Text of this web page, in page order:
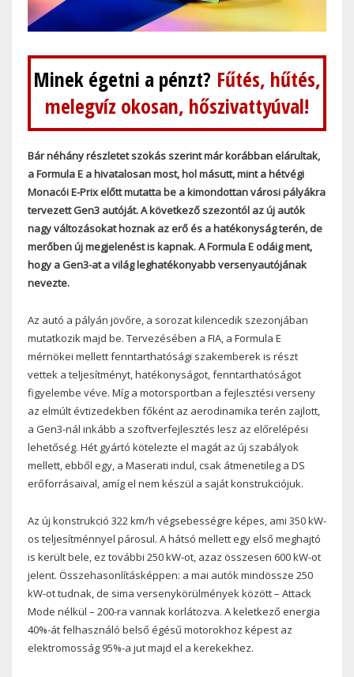
Minek égetni a pénzt? Fűtés, hűtés,
melegvíz okosan, hőszivattyúval!
Bár néhány részletet szokás szerint már korábban elárultak,
a Formula E a hivatalosan most, hol másutt, mint a hétvégi
Monacói E-Prix előtt mutatta be a kimondottan városi pályákra
tervezett Gen3 autóját. A következő szezontól az új autók
nagy változásokat hoznak az erő és a hatékonyság terén, de
merőben új megjelenést is kapnak. A Formula E odáig ment,
hogy a Gen3-at a világ leghatékonyabb versenyautójának
nevezte.
Az autó a pályán jövőre, a sorozat kilencedik szezonjában
mutatkozik majd be. Tervezésében a FIA, a Formula E
mérnökei mellett fenntarthatósági szakemberek is részt
vettek a teljesítményt, hatékonyságot, fenntarthatóságot
figyelembe véve. Míg a motorsportban a fejlesztési verseny
az elmúlt évtizedekben főként az aerodinamika terén zajlott,
a Gen3-nál inkább a szoftverfejlesztés lesz az előrelépési
lehetőség. Hét gyártó kötelezte el magát az új szabályok
mellett, ebből egy, a Maserati indul, csak átmenetileg a DS
erőforrásaival, amíg el nem készül a saját konstrukciójuk.
Az új konstrukció 322 km/h végsebességre képes, ami 350 kW-
os teljesítménnyel párosul. A hátsó mellett egy első meghajtó
is került bele, ez további 250 kW-ot, azaz összesen 600 kW-ot
jelent. Összehasonlításképpen: a mai autók mindössze 250
kW-ot tudnak, de sima versenykörülmények között – Attack
Mode nélkül – 200-ra vannak korlátozva. A keletkező energia
40%-át felhasználó belső égésű motorokhoz képest az
elektromosság 95%-a jut majd el a kerekekhez.